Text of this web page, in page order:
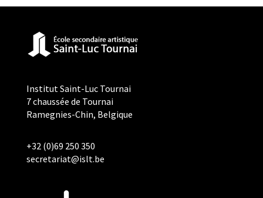
Institut Saint-Luc Tournai
7 chaussée de Tournai
Ramegnies-Chin, Belgique
+32 (0)69 250 350
secretariat@islt.be